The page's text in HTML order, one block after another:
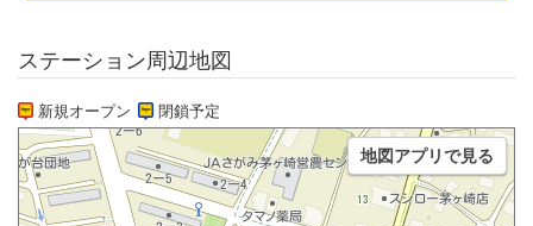
ステーション周辺地図
新規オープン 閉鎖予定
地図アプリで見る